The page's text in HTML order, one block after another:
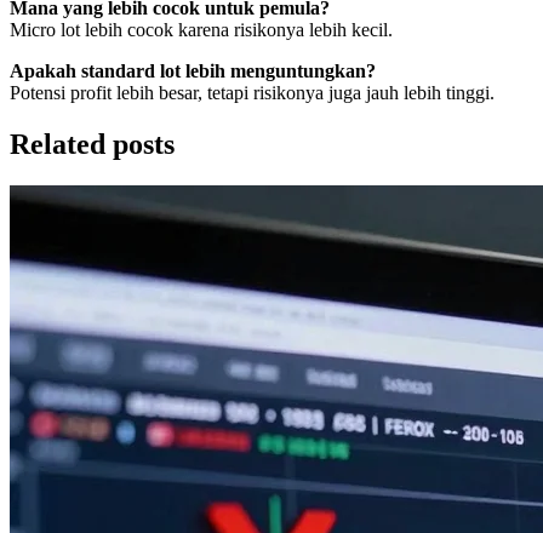
Mana yang lebih cocok untuk pemula?
Micro lot lebih cocok karena risikonya lebih kecil.
Apakah standard lot lebih menguntungkan?
Potensi profit lebih besar, tetapi risikonya juga jauh lebih tinggi.
Related posts